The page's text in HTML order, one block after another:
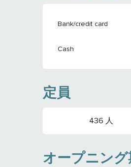
Bank/credit card
Cash
定員
436 人
オープニング